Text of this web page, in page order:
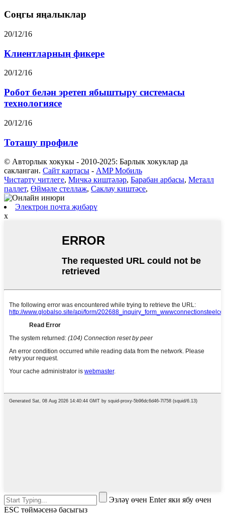
Соңгы яңалыклар
20/12/16
Клиентларның фикере
20/12/16
Робот белән эретеп ябыштыру системасы
технологиясе
20/12/16
Тоташу профиле
© Авторлык хокукы - 2010-2025: Барлык хокуклар да
сакланган. Сайт картасы - AMP Мобиль
Чистарту читлеге, Мичкә киштәләр, Барабан арбасы, Металл
паллет, Өймәле стеллаж, Саклау киштәсе,
Электрон почта җибәрү
x
Эзләү өчен Enter яки ябу өчен
ESC төймәсенә басыгыз